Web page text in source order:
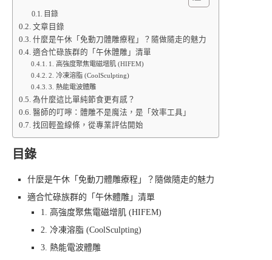
目錄
文章目錄
什麼是午休「免動刀體雕療程」？隨做隨走的魅力
適合忙碌族群的「午休體雕」清單
1. 高強度聚焦電磁增肌 (HIFEM)
2. 冷凍溶脂 (CoolSculpting)
3. 熱能電波體雕
為什麼這比單純節食更有感？
醫師的叮嚀：體雕不是魔法，是「效率工具」
找回輕盈線條，從專業評估開始
目錄
什麼是午休「免動刀體雕療程」？隨做隨走的魅力
適合忙碌族群的「午休體雕」清單
1. 高強度聚焦電磁增肌 (HIFEM)
2. 冷凍溶脂 (CoolSculpting)
3. 熱能電波體雕